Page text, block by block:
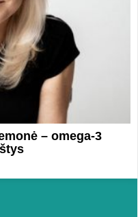
– omega-3